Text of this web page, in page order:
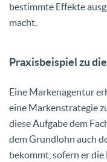
bestimmte Effekte
macht.
Praxisbeispiel zu
Eine Markenagentur
eine Markenstrategie
diese Aufgabe dem
dem Grundlohn auch
bekommt, sofern er